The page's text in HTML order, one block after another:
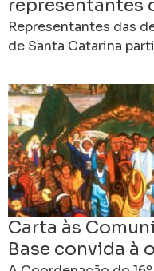
representantes
torno da
Representantes das
de Santa Catarina
Comunidades
Carta às
Base convida à